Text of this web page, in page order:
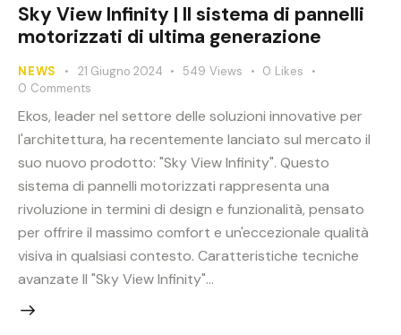
Sky View Infinity | Il sistema di pannelli
motorizzati di ultima generazione
NEWS 21 Giugno 2024 549 Views 0 Likes
0 Comments
Ekos, leader nel settore delle soluzioni innovative per
l'architettura, ha recentemente lanciato sul mercato il
suo nuovo prodotto: "Sky View Infinity". Questo
sistema di pannelli motorizzati rappresenta una
rivoluzione in termini di design e funzionalità, pensato
per offrire il massimo comfort e un'eccezionale qualità
visiva in qualsiasi contesto. Caratteristiche tecniche
avanzate Il "Sky View Infinity"…